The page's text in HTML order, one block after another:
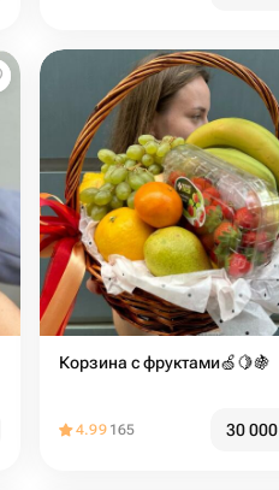
Корзина с фруктами🍏🍋🍇
4.99 165 30 000